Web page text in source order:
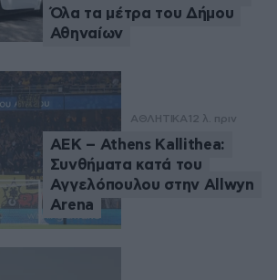
Όλα τα μέτρα του Δήμου
Αθηναίων
ΑΘΛΗΤΙΚΑ 12 λ. πριν
ΑΕΚ – Athens Kallithea:
Συνθήματα κατά του
Αγγελόπουλου στην Allwyn
Arena